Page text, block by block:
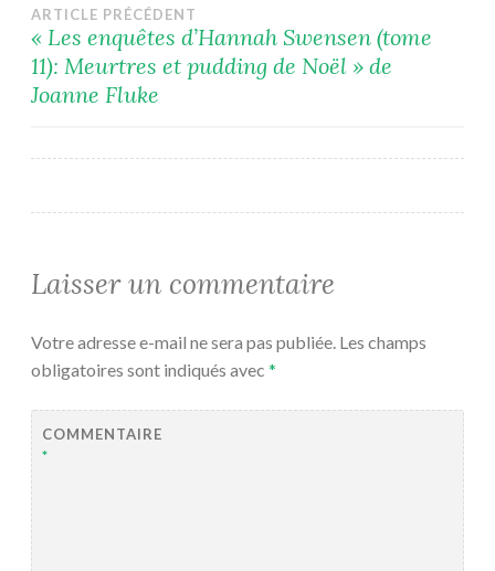
Navigation
de
ARTICLE PRÉCÉDENT
« Les enquêtes d’Hannah Swensen (tome
11): Meurtres et pudding de Noël » de
Joanne Fluke
Laisser un commentaire
Votre adresse e-mail ne sera pas publiée. Les champs
obligatoires sont indiqués avec *
COMMENTAIRE
*